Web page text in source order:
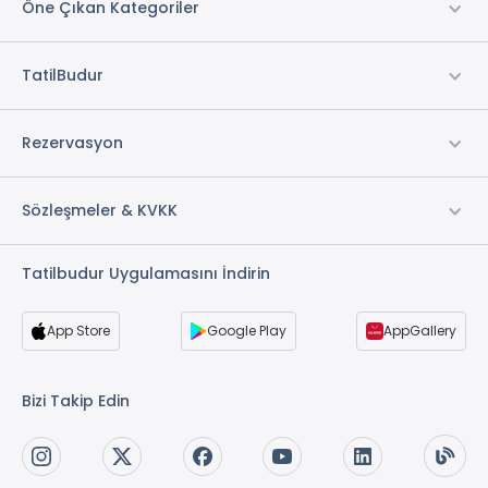
Otopark *
Kuru Temizleme *
Wi-fi
Restaurant & Bar *
Ön Büro
Sigara İçilmeyen Odalar *
* ile işaretli özellikler ücretlidir.
Öne Çıkan Kategoriler
TatilBudur
Rezervasyon
Sözleşmeler & KVKK
Tatilbudur Uygulamasını İndirin
App Store Google Play AppGallery
Bizi Takip Edin